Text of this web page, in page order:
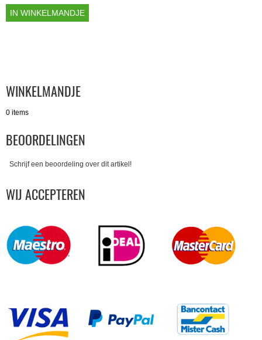
IN WINKELMANDJE
WINKELMANDJE
0 items
BEOORDELINGEN
Schrijf een beoordeling over dit artikel!
WIJ ACCEPTEREN